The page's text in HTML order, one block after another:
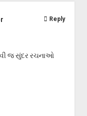
જ સુંદર રચનાઓ
Reply